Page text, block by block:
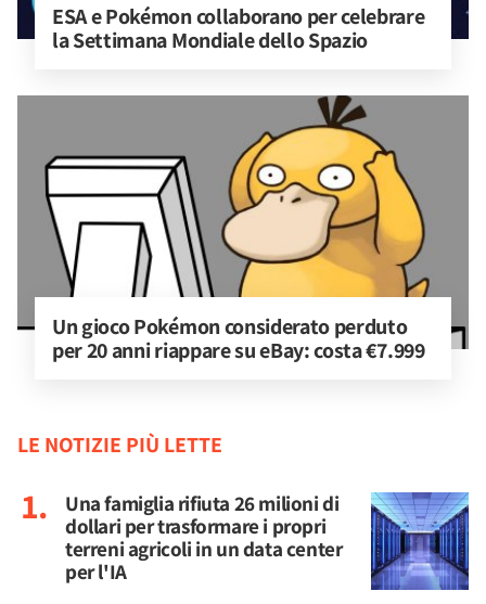
ESA e Pokémon collaborano per celebrare
la Settimana Mondiale dello Spazio
Un gioco Pokémon considerato perduto
per 20 anni riappare su eBay: costa €7.999
LE NOTIZIE PIÙ LETTE
Una famiglia rifiuta 26 milioni di
dollari per trasformare i propri
terreni agricoli in un data center
per l'IA